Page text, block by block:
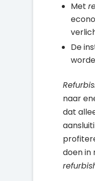
Met
De
naar
dat
doen in